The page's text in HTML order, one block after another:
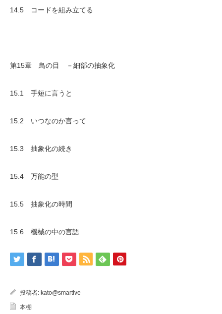
14.5 コードを組み立てる
第15章 鳥の目 －細部の抽象化
15.1 手短に言うと
15.2 いつなのか言って
15.3 抽象化の続き
15.4 万能の型
15.5 抽象化の時間
15.6 機械の中の言語
投稿者: kato@smartive
本棚